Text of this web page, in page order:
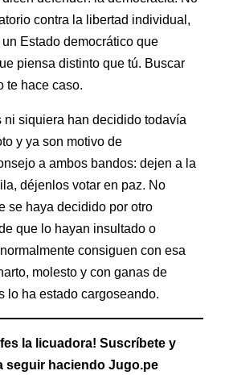
contra la libertad individual,
Estado democrático que
piensa distinto que tú. Buscar
te hace caso.
ni siquiera han decidido todavía
y ya son motivo de
a ambos bandos: dejen a la
déjenlos votar en paz. No
se haya decidido por otro
que lo hayan insultado o
consiguen con esa
molesto y con ganas de
lo ha estado cargoseando.
la licuadora! Suscríbete y
seguir haciendo Jugo.pe